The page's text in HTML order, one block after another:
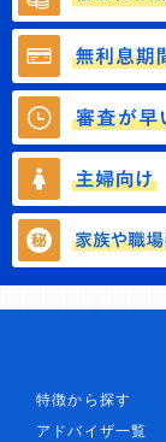
特徴から探す
アドバイザ一覧